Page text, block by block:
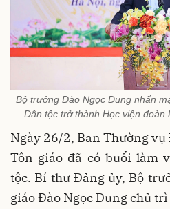
Bộ trưởng Đào Ngọc Dung nhấn
Dân tộc trở thành Học viện đoàn
Ngày 26/2, Ban Thường vụ
Tôn giáo đã có buổi làm
tộc. Bí thư Đảng ủy, Bộ
giáo Đào Ngọc Dung chủ